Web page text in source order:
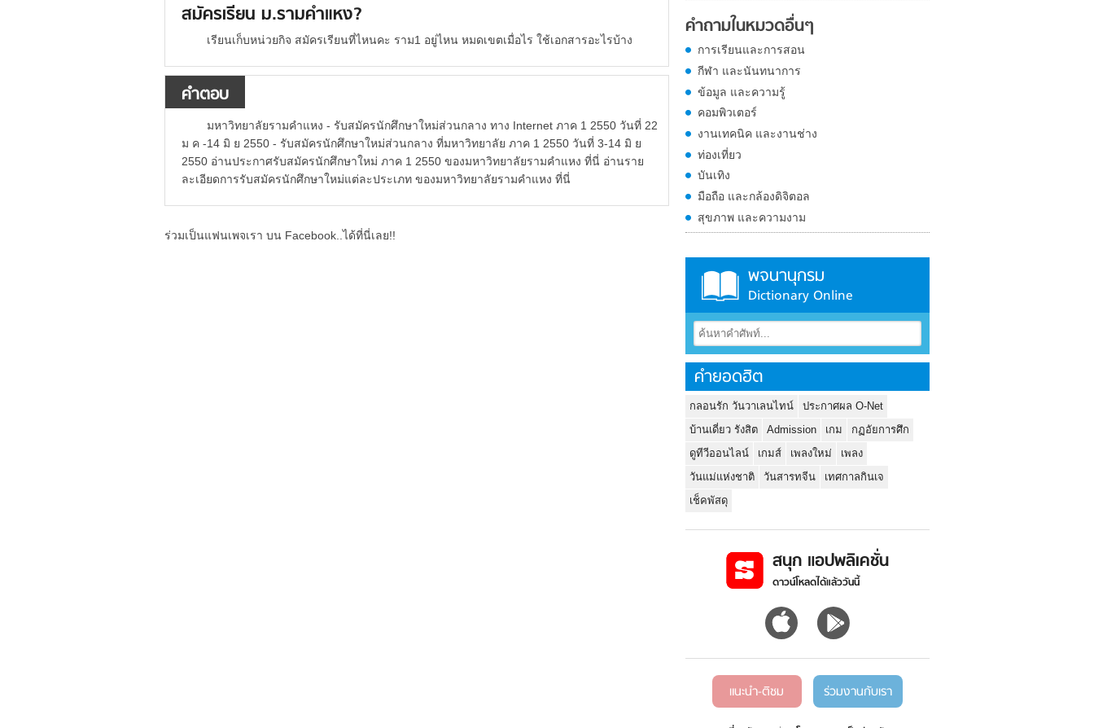
สมัครเรียน ม.รามคำแหง?
เรียนเก็บหน่วยกิจ สมัครเรียนที่ไหนคะ ราม1 อยู่ไหน หมดเขตเมื่อไร ใช้เอกสารอะไรบ้าง
คำตอบ
มหาวิทยาลัยรามคำแหง - รับสมัครนักศึกษาใหม่ส่วนกลาง ทาง Internet ภาค 1 2550 วันที่ 22
ม ค -14 มิ ย 2550 - รับสมัครนักศึกษาใหม่ส่วนกลาง ที่มหาวิทยาลัย ภาค 1 2550 วันที่ 3-14 มิ ย
2550 อ่านประกาศรับสมัครนักศึกษาใหม่ ภาค 1 2550 ของมหาวิทยาลัยรามคำแหง ที่นี่ อ่านราย
ละเอียดการรับสมัครนักศึกษาใหม่แต่ละประเภท ของมหาวิทยาลัยรามคำแหง ที่นี่
ร่วมเป็นแฟนเพจเรา บน Facebook..ได้ที่นี่เลย!!
คำถามในหมวดอื่นๆ
การเรียนและการสอน
กีฬา และนันทนาการ
ข้อมูล และความรู้
คอมพิวเตอร์
งานเทคนิค และงานช่าง
ท่องเที่ยว
บันเทิง
มือถือ และกล้องดิจิตอล
สุขภาพ และความงาม
พจนานุกรม
Dictionary Online
คำยอดฮิต
กลอนรัก วันวาเลนไทน์
ประกาศผล O-Net
บ้านเดี่ยว รังสิต
Admission เกม
กฏอัยการศึก
ดูทีวีออนไลน์
เกมส์ เพลงใหม่
เพลง
วันแม่แห่งชาติ
วันสารทจีน
เทศกาลกินเจ
เช็คพัสดุ
สนุก แอปพลิเคชั่น
ดาวน์โหลดได้แล้ววันนี้
แนะนำ-ติชม ร่วมงานกับเรา